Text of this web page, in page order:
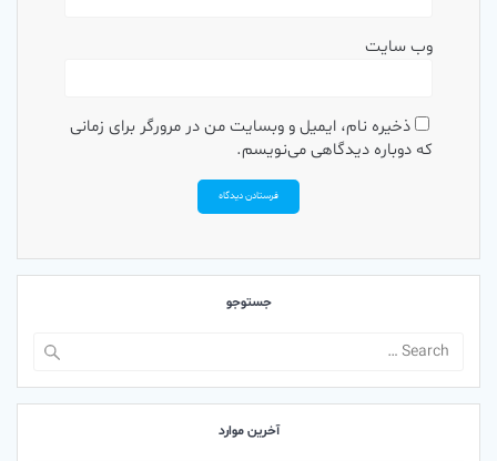
وب‌ سایت
ذخیره نام، ایمیل و وبسایت من در مرورگر برای زمانی
که دوباره دیدگاهی می‌نویسم.
جستوجو
آخرین موارد